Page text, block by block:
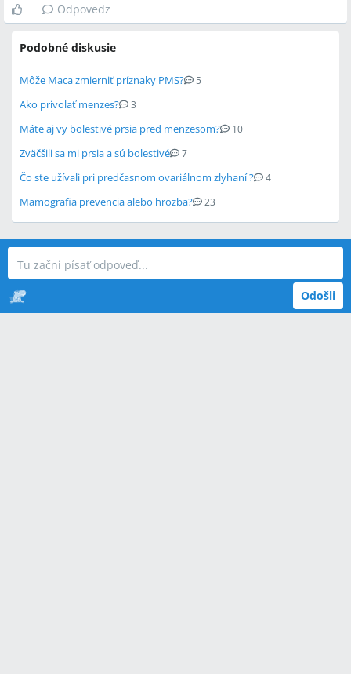
Odpovedz
Podobné diskusie
Môže Maca zmierniť príznaky PMS? 5
Ako privolať menzes? 3
Máte aj vy bolestivé prsia pred menzesom? 10
Zväčšili sa mi prsia a sú bolestivé 7
Čo ste užívali pri predčasnom ovariálnom zlyhaní ? 4
Mamografia prevencia alebo hrozba? 23
Odošli